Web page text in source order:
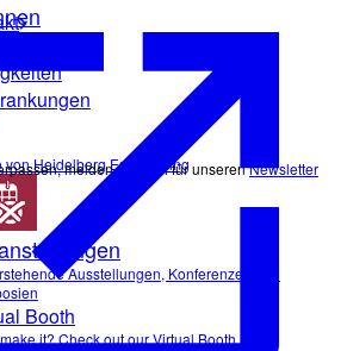
von Heidelberg Engineering
Ausstellungen, Konferenzen und
Booth
it? Check out our Virtual Booth
Auges
melden Sie sich für unserenNewsletter